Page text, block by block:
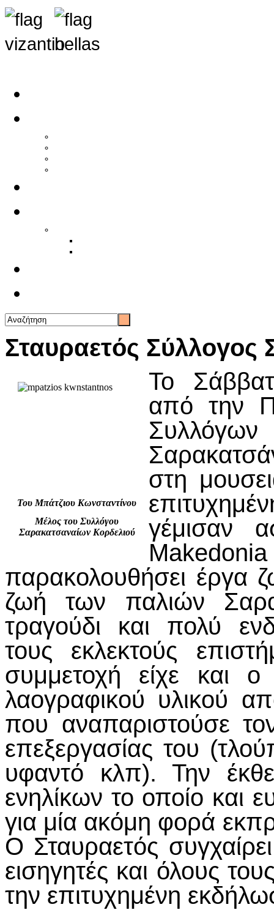
Σταυραετός Σύλλογος
Του Μπάτζιου Κωνσταντίνου
Μέλος του Συλλόγου
Σαρακατσαναίων Κορδελιού
Το
από την
στη
γέμισαν
παρακολουθήσει έργα
ζωή των παλιών
τραγούδι και πολύ
τους εκλεκτούς
συμμετοχή είχε και
λαογραφικού υλικού
που αναπαριστούσε
επεξεργασίας του
υφαντό κλπ). Την
ενηλίκων το οποίο και
για μία ακόμη φορά
Ο Σταυραετός
εισηγητές και όλους
την επιτυχημένη